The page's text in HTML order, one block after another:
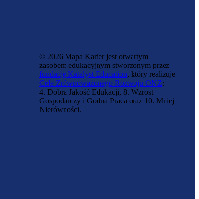
© 2026 Mapa Karier jest otwartym
zasobem edukacyjnym stworzonym przez
fundację Katalyst Education, który realizuje
Cele Zrównoważonego Rozwoju ONZ:
4. Dobra Jakość Edukacji, 8. Wzrost
Gospodarczy i Godna Praca oraz 10. Mniej
Nierówności.